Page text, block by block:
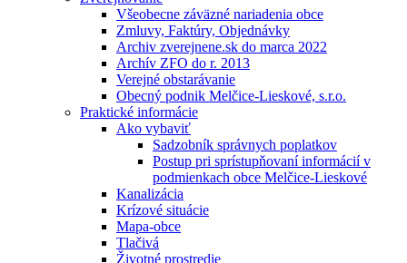
Všeobecne záväzné nariadenia obce
Zmluvy, Faktúry, Objednávky
Archiv zverejnene.sk do marca 2022
Archív ZFO do r. 2013
Verejné obstarávanie
Obecný podnik Melčice-Lieskové, s.r.o.
Praktické informácie
Ako vybaviť
Sadzobník správnych poplatkov
Postup pri sprístupňovaní informácií v
podmienkach obce Melčice-Lieskové
Kanalizácia
Krízové situácie
Mapa-obce
Tlačivá
Životné prostredie